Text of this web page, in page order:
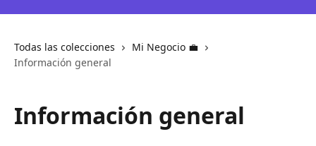
Todas las colecciones
Mi Negocio 💼
Información general
Información general